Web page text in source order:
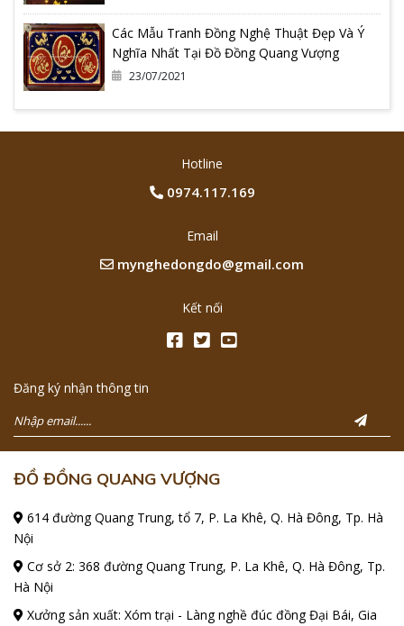
Các Mẫu Tranh Đồng Nghệ Thuật Đẹp Và Ý
Nghĩa Nhất Tại Đồ Đồng Quang Vượng
23/07/2021
Hotline
0974.117.169
Email
mynghedongdo@gmail.com
Kết nối
Đăng ký nhận thông tin
ĐỒ ĐỒNG QUANG VƯỢNG
614 đường Quang Trung, tổ 7, P. La Khê, Q. Hà Đông, Tp. Hà
Nội
Cơ sở 2: 368 đường Quang Trung, P. La Khê, Q. Hà Đông, Tp.
Hà Nội
Xưởng sản xuất: Xóm trại - Làng nghề đúc đồng Đại Bái, Gia